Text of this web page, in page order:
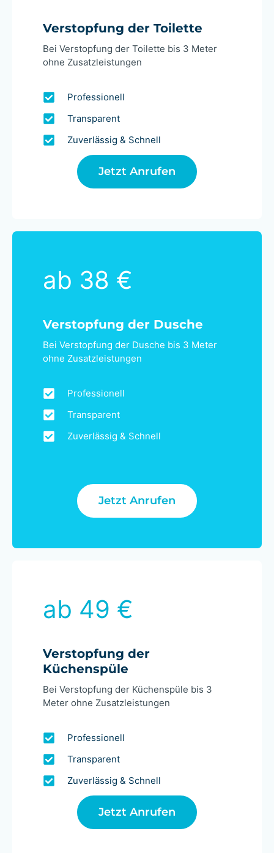
Verstopfung der Toilette
Bei Verstopfung der Toilette bis 3 Meter
ohne Zusatzleistungen
Professionell
Transparent
Zuverlässig & Schnell
Jetzt Anrufen
ab 38 €
Verstopfung der Dusche
Bei Verstopfung der Dusche bis 3 Meter
ohne Zusatzleistungen
Professionell
Transparent
Zuverlässig & Schnell
Jetzt Anrufen
ab 49 €
Verstopfung der
Küchenspüle
Bei Verstopfung der Küchenspüle bis 3
Meter ohne Zusatzleistungen
Professionell
Transparent
Zuverlässig & Schnell
Jetzt Anrufen